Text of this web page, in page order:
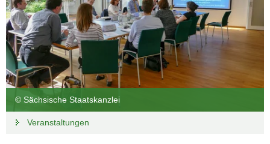
© Sächsische Staatskanzlei
Veranstaltungen